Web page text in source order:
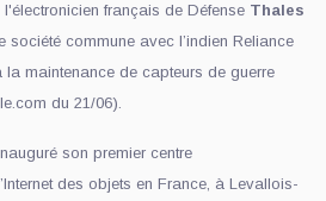
l'électronicien français de Défense Thales
société commune avec l’indien Reliance
maintenance de capteurs de guerre
du 21/06).
son premier centre
des objets en France, à Levallois-